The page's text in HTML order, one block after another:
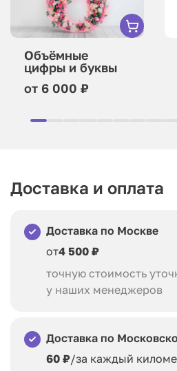
Объёмные
цифры и буквы
от 6 000 ₽
Доставка и оплата
Доставка по Москве
от4 500 ₽
точную стоимость
у наших менеджеров
Доставка по
60 ₽/за каждый